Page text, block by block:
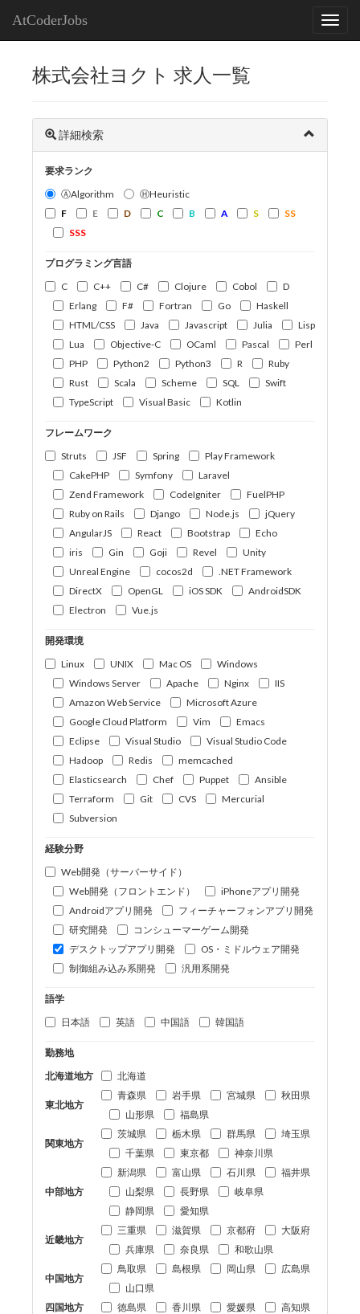
AtCoderJobs
株式会社ヨクト 求人一覧
詳細検索
要求ランク
ⒶAlgorithm
ⒽHeuristic
F
E D C B A S
SS
SSS
プログラミング言語
C
C++ C# Clojure Cobol
D
Erlang
F# Fortran Go
Haskell
HTML/CSS
Java Javascript Julia
Lisp
Lua
Objective-C OCaml Pascal
Perl
PHP
Python2 Python3 R
Ruby
Rust
Scala Scheme SQL
Swift
TypeScript
Visual Basic Kotlin
フレームワーク
Struts
JSF Spring
Play Framework
CakePHP
Symfony
Laravel
Zend Framework
CodeIgniter
FuelPHP
Ruby on Rails
Django Node.js
jQuery
AngularJS
React Bootstrap
Echo
iris
Gin Goji Revel
Unity
Unreal Engine
cocos2d
.NET Framework
DirectX
OpenGL iOS SDK
AndroidSDK
Electron
Vue.js
開発環境
Linux
UNIX Mac OS
Windows
Windows Server
Apache Nginx
IIS
Amazon Web Service
Microsoft Azure
Google Cloud Platform
Vim
Emacs
Eclipse
Visual Studio
Visual Studio Code
Hadoop
Redis
memcached
Elasticsearch
Chef Puppet
Ansible
Terraform
Git CVS
Mercurial
Subversion
経験分野
Web開発（サーバーサイド）
Web開発（フロントエンド）
iPhoneアプリ開発
Androidアプリ開発
フィーチャーフォンアプリ開発
研究開発
コンシューマーゲーム開発
デスクトップアプリ開発
OS・ミドルウェア開発
制御組み込み系開発
汎用系開発
語学
日本語
英語 中国語 韓国語
勤務地
北海道地方
北海道
東北地方
青森県 岩手県 宮城県
秋田県
山形県
福島県
関東地方
茨城県 栃木県 群馬県
埼玉県
千葉県
東京都 神奈川県
中部地方
新潟県 富山県 石川県
福井県
山梨県
長野県
岐阜県
静岡県
愛知県
近畿地方
三重県 滋賀県 京都府
大阪府
兵庫県
奈良県 和歌山県
中国地方
鳥取県 島根県 岡山県
広島県
山口県
四国地方
徳島県 香川県 愛媛県 高知県